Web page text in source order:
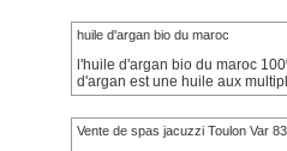
huile d'argan bio du maroc
l'huile d'argan bio du maroc
d'argan est une huile aux
Vente de spas jacuzzi Toulon Var 83